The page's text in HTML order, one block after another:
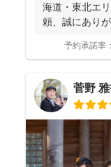
海道・東北エ
頼、誠にあ
予約承諾率：
菅野